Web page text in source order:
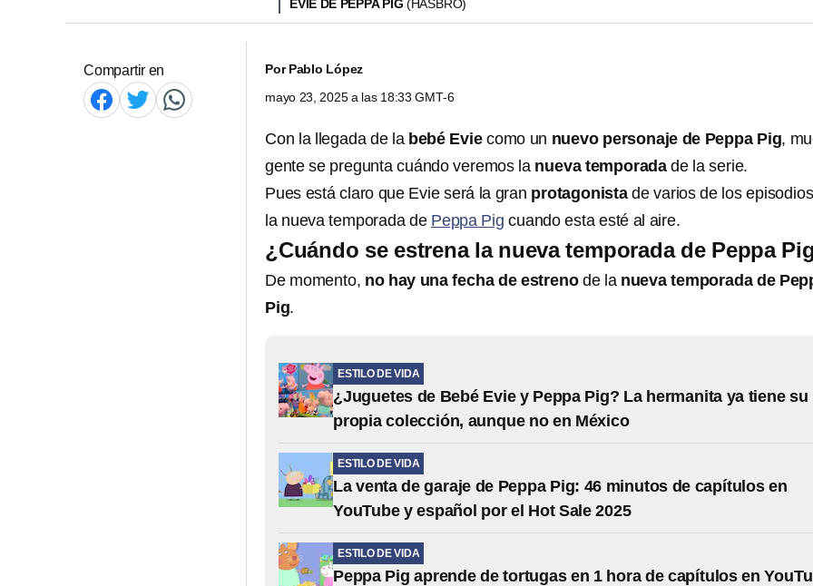
EVIE DE PEPPA PIG (HASBRO)
Compartir en PorPablo López
mayo 23, 2025 a las 18:33 GMT-6
Con la llegada de la bebé Eviecomo un nuevo personaje de Peppa Pig,
gente se pregunta cuándo veremos la nueva temporadade la serie.
Pues está claro que Evie será la gran protagonistade varios de los
la nueva temporada de Peppa Pig cuando esta esté al aire.
¿Cuándo se estrena la nueva temporada de Peppa
De momento, no hay una fecha de estrenode la nueva temporada de
Pig.
ESTILO DE VIDA
¿Juguetes de Bebé Evie y Peppa Pig? La hermanita ya tiene su
propia colección, aunque no en México
ESTILO DE VIDA
La venta de garaje de Peppa Pig: 46 minutos de capítulos en
YouTube y español por el Hot Sale 2025
ESTILO DE VIDA
Peppa Pig aprende de tortugas en 1 hora de capítulos en